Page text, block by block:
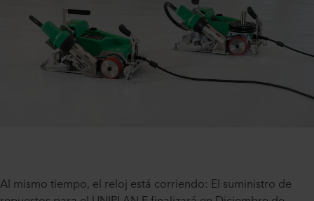
Al mismo tiempo, el reloj está corriendo: El suministro de